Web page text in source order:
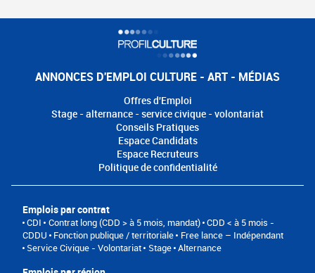
ANNONCES D'EMPLOI CULTURE - ART - MÉDIAS
Offres d'Emploi
Stage - alternance - service civique - volontariat
Conseils Pratiques
Espace Candidats
Espace Recruteurs
Politique de confidentialité
Emplois par contrat
CDI Contrat long (CDD > à 5 mois, mandat) CDD < à 5 mois -
CDDU
Fonction publique / territoriale
Free lance – Indépendant
Service Civique - Volontariat
Stage Alternance